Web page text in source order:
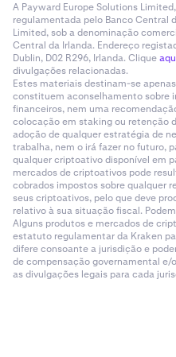
A Payward Europe Solutions
regulamentada pelo Banco Central
Limited, sob a denominação
Central da Irlanda. Endereço
Dublin, D02 R296, Irlanda. Clique
divulgações relacionadas.
Estes materiais destinam-se
constituem aconselhamento sobre
financeiros, nem uma
colocação em staking ou retenção
adoção de qualquer estratégia de
trabalha, nem o irá fazer no futuro,
qualquer criptoativo disponível em
mercados de criptoativos pode
cobrados impostos sobre qualquer
seus criptoativos, pelo que deve
relativo à sua situação fiscal.
Alguns produtos e mercados de
estatuto regulamentar da Kraken
difere consoante a jurisdição e
de compensação governamental
as divulgações legais para cada